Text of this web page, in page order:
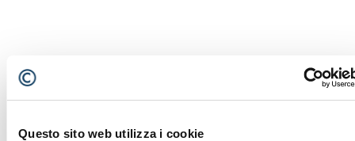
Questo sito web utilizza i cookie